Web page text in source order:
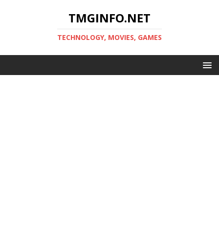
TMGINFO.NET
ТECHNOLOGY, MOVIES, GAMES